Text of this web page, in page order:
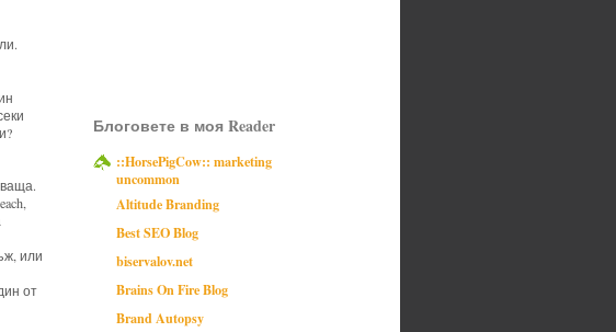
или
от
Блоговете в моя Reader
::HorsePigCow:: marketing
uncommon
Altitude Branding
Best SEO Blog
biservalov.net
Brains On Fire Blog
Brand Autopsy